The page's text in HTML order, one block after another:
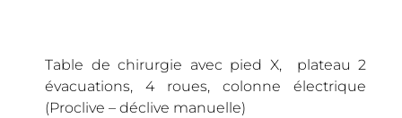
Table de chirurgie avec pied X, plateau 2
évacuations, 4 roues, colonne électrique
(Proclive – déclive manuelle)